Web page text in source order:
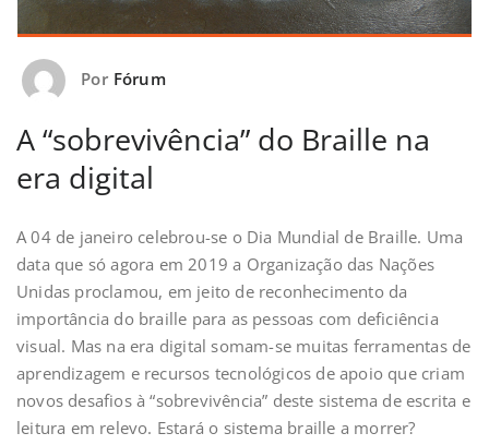
Por Fórum
A “sobrevivência” do Braille na
era digital
A 04 de janeiro celebrou-se o Dia Mundial de Braille. Uma
data que só agora em 2019 a Organização das Nações
Unidas proclamou, em jeito de reconhecimento da
importância do braille para as pessoas com deficiência
visual. Mas na era digital somam-se muitas ferramentas de
aprendizagem e recursos tecnológicos de apoio que criam
novos desafios à “sobrevivência” deste sistema de escrita e
leitura em relevo. Estará o sistema braille a morrer?